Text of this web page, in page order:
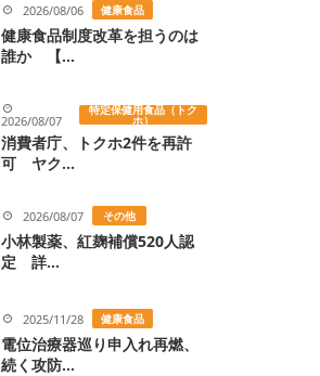
2026/08/06 健康食品
健康食品制度改革を担うのは
誰か 【...
2026/08/07
特定保健用食品（トク
ホ）
消費者庁、トクホ2件を再許
可 ヤク...
2026/08/07 その他
小林製薬、紅麹補償520人認
定 詳...
2025/11/28 健康食品
電位治療器巡り申入れ再燃、
続く攻防...